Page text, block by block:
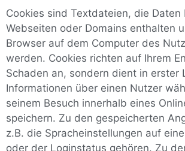
Cookies sind Textdateien, die Daten
Webseiten oder Domains enthalten
Browser auf dem Computer des
werden. Cookies richten auf Ihrem
Schaden an, sondern dient in erster
Informationen über einen Nutzer
seinem Besuch innerhalb eines
speichern. Zu den gespeicherten
z.B. die Spracheinstellungen auf
oder der Loginstatus gehören. Zu